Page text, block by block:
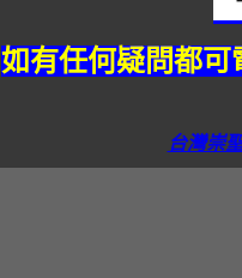
如有任何疑問都
台灣崇